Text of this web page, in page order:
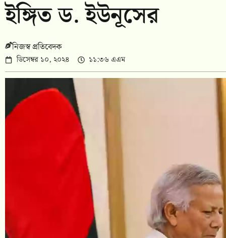
ইঙ্গিত ড. ইউনূসের
নিজস্ব প্রতিবেদক
ডিসেম্বর ১০, ২০২৪ ১১:৩৬ এএম